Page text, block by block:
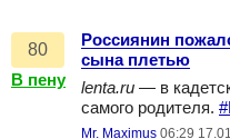
80
В пену
Россиянин
сына плетью
lenta.ru — в
самого родителя.
Mr. Maximus 06:29